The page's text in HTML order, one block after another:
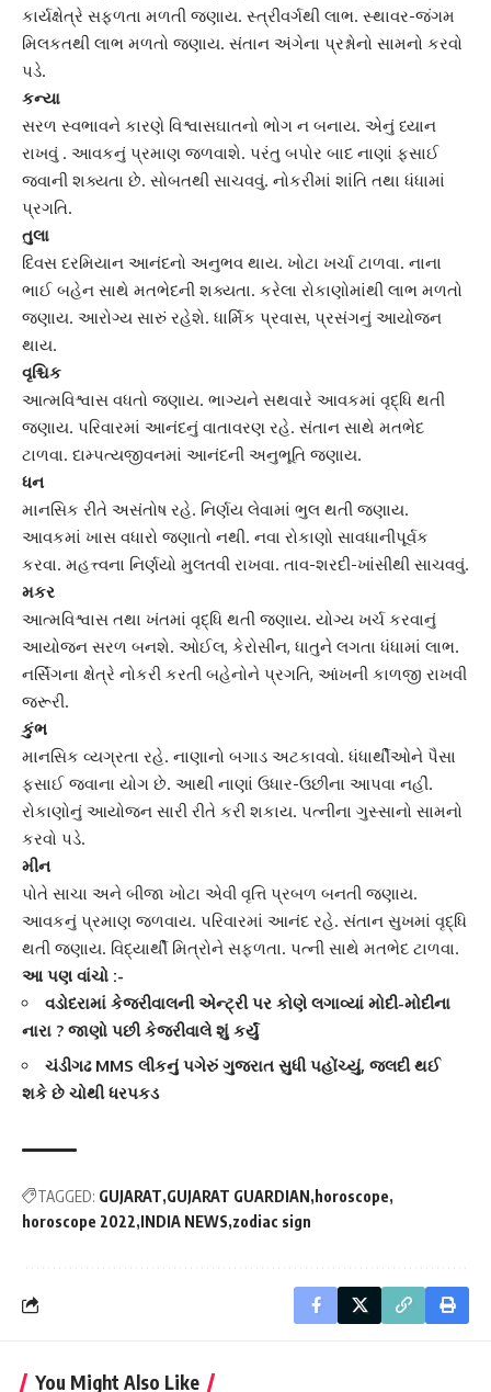
કાર્યક્ષેત્રે સફળતા મળતી જણાય. સ્ત્રીવર્ગથી લાભ. સ્થાવર-જંગમ
મિલકતથી લાભ મળતો જણાય. સંતાન અંગેના પ્રશ્નોનો સામનો કરવો
પડે.
કન્યા
સરળ સ્વભાવને કારણે વિશ્વાસઘાતનો ભોગ ન બનાય. એનું ધ્યાન
રાખવું . આવકનું પ્રમાણ જળવાશે. પરંતુ બપોર બાદ નાણાં ફસાઈ
જવાની શક્યતા છે. સોબતથી સાચવવું. નોકરીમાં શાંતિ તથા ધંધામાં
પ્રગતિ.
તુલા
દિવસ દરમિયાન આનંદનો અનુભવ થાય. ખોટા ખર્ચા ટાળવા. નાના
ભાઈ બહેન સાથે મતભેદની શક્યતા. કરેલા રોકાણોમાંથી લાભ મળતો
જણાય. આરોગ્ય સારું રહેશે. ધાર્મિક પ્રવાસ, પ્રસંગનું આયોજન
થાય.
વૃશ્ચિક
આત્મવિશ્વાસ વધતો જણાય. ભાગ્યને સથવારે આવકમાં વૃદ્ધિ થતી
જણાય. પરિવારમાં આનંદનું વાતાવરણ રહે. સંતાન સાથે મતભેદ
ટાળવા. દામ્પત્યજીવનમાં આનંદની અનુભૂતિ જણાય.
ધન
માનસિક રીતે અસંતોષ રહે. નિર્ણય લેવામાં ભુલ થતી જણાય.
આવકમાં ખાસ વધારો જણાતો નથી. નવા રોકાણો સાવધાનીપૂર્વક
કરવા. મહત્ત્વના નિર્ણયો મુલતવી રાખવા. તાવ-શરદી-ખાંસીથી સાચવવું.
મકર
આત્મવિશ્વાસ તથા ખંતમાં વૃદ્ધિ થતી જણાય. યોગ્ય ખર્ચ કરવાનું
આયોજન સરળ બનશે. ઓઈલ, કેરોસીન, ધાતુને લગતા ધંધામાં લાભ.
નર્સિંગના ક્ષેત્રે નોકરી કરતી બહેનોને પ્રગતિ, આંખની કાળજી રાખવી
જરૂરી.
કુંભ
માનસિક વ્યગ્રતા રહે. નાણાનો બગાડ અટકાવવો. ધંધાર્થીઓને પૈસા
ફસાઈ જવાના યોગ છે. આથી નાણાં ઉધાર-ઉછીના આપવા નહીં.
રોકાણોનું આયોજન સારી રીતે કરી શકાય. પત્‍નીના ગુસ્સાનો સામનો
કરવો પડે.
મીન
પોતે સાચા અને બીજા ખોટા એવી વૃત્તિ પ્રબળ બનતી જણાય.
આવકનું પ્રમાણ જળવાય. પરિવારમાં આનંદ રહે. સંતાન સુખમાં વૃદ્ધિ
થતી જણાય. વિદ્યાર્થી મિત્રોને સફળતા. પત્‍ની સાથે મતભેદ ટાળવા.
આ પણ વાંચો :-
વડોદરામાં કેજરીવાલની એન્ટ્રી પર કોણે લગાવ્યાં મોદી-મોદીના
નારા ? જાણો પછી કેજરીવાલે શું કર્યું
ચંડીગઢ MMS લીકનું પગેરું ગુજરાત સુધી પહોંચ્યું, જલદી થઈ
શકે છે ચોથી ધરપકડ
TAGGED: GUJARAT GUJARAT GUARDIAN horoscope
horoscope 2022 INDIA NEWS zodiac sign
You Might Also Like